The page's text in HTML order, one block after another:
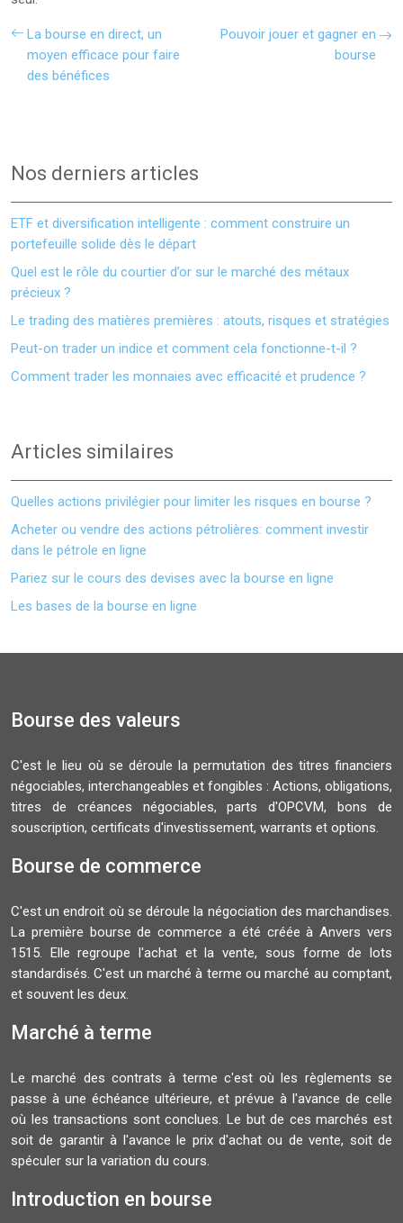
La bourse en direct, un
moyen efficace pour faire
des bénéfices
Pouvoir jouer et gagner en
bourse
Nos derniers articles
ETF et diversification intelligente : comment construire un
portefeuille solide dès le départ
Quel est le rôle du courtier d’or sur le marché des métaux
précieux ?
Le trading des matières premières : atouts, risques et stratégies
Peut-on trader un indice et comment cela fonctionne-t-il ?
Comment trader les monnaies avec efficacité et prudence ?
Articles similaires
Quelles actions privilégier pour limiter les risques en bourse ?
Acheter ou vendre des actions pétrolières: comment investir
dans le pétrole en ligne
Pariez sur le cours des devises avec la bourse en ligne
Les bases de la bourse en ligne
Bourse des valeurs
C'est le lieu où se déroule la permutation des titres financiers
négociables, interchangeables et fongibles : Actions, obligations,
titres de créances négociables, parts d'OPCVM, bons de
souscription, certificats d'investissement, warrants et options.
Bourse de commerce
C'est un endroit où se déroule la négociation des marchandises.
La première bourse de commerce a été créée à Anvers vers
1515. Elle regroupe l'achat et la vente, sous forme de lots
standardisés. C'est un marché à terme ou marché au comptant,
et souvent les deux.
Marché à terme
Le marché des contrats à terme c'est où les règlements se
passe à une échéance ultérieure, et prévue à l'avance de celle
où les transactions sont conclues. Le but de ces marchés est
soit de garantir à l'avance le prix d'achat ou de vente, soit de
spéculer sur la variation du cours.
Introduction en bourse